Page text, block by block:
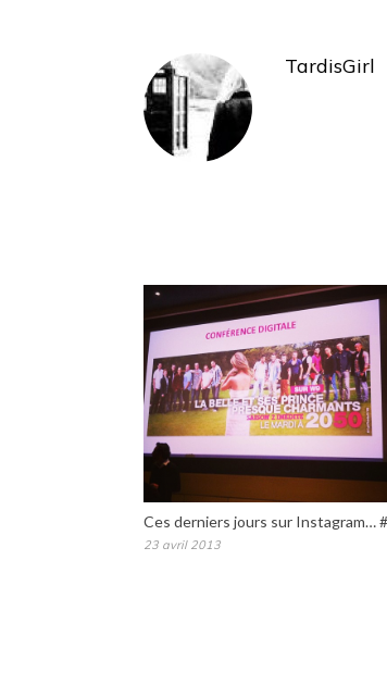
TardisGirl
Ces derniers jours sur Instagram…
23 avril 2013